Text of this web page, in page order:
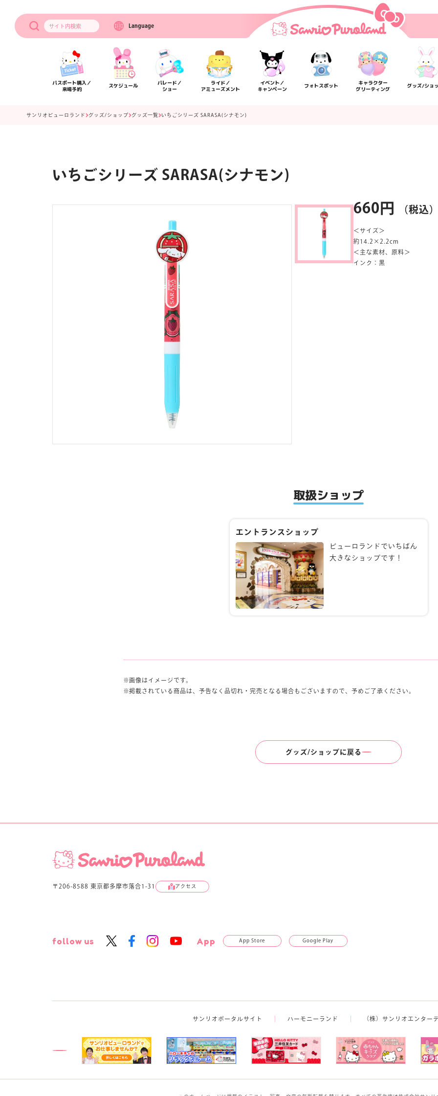
サイト内検索 Language
パスポート購入／
来場予約
スケジュール
パレード／
ショー
ライド／
アミューズメント
イベント／
キャンペーン
フォトスポット
キャラクター
グリーティング
グッズ/ショ
よくあるご質問
サンリオピューロランド グッズ/ショップ グッズ一覧 いちごシリーズ SARASA(シナモン)
いちごシリーズ SARASA(シナモン)
660円 （税込）
＜サイズ＞
約14.2×2.2cm
＜主な素材、原料＞
インク：黒
取扱ショップ
エントランスショップ
ピューロランドでいちばん
大きなショップです！
画像はイメージです。
掲載されている商品は、予告なく品切れ・完売となる場合もございますので、予めご了承ください。
グッズ/ショップに戻る
〒206-8588 東京都多摩市落合1-31 アクセス
follow us App App Store Google Play
サンリオポータルサイト ハーモニーランド （株）サンリオエンター